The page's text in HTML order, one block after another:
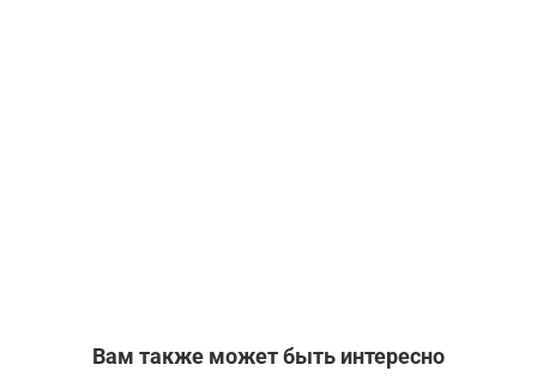
Вам также может быть интересно